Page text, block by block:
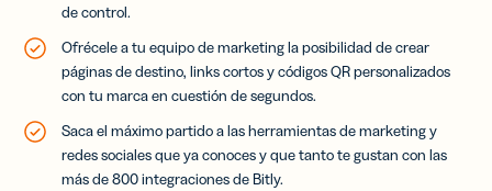
de control.
Ofrécele a tu equipo de marketing la posibilidad de crear
páginas de destino, links cortos y códigos QR personalizados
con tu marca en cuestión de segundos.
Saca el máximo partido a las herramientas de marketing y
redes sociales que ya conoces y que tanto te gustan con las
más de 800 integraciones de Bitly.